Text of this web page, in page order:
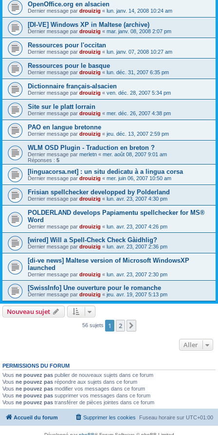
OpenOffice.org en alsacien
Dernier message par drouizig « lun. janv. 14, 2008 10:24 am
[DI-VE] Windows XP in Maltese (archive)
Dernier message par drouizig « mar. janv. 08, 2008 2:07 pm
Ressources pour l'occitan
Dernier message par drouizig « lun. janv. 07, 2008 10:27 am
Ressources pour le basque
Dernier message par drouizig « lun. déc. 31, 2007 6:35 pm
Dictionnaire français-alsacien
Dernier message par drouizig « ven. déc. 28, 2007 5:34 pm
Site sur le platt lorrain
Dernier message par drouizig « mer. déc. 26, 2007 4:38 pm
PAO en langue bretonne
Dernier message par drouizig « jeu. déc. 13, 2007 2:59 pm
WLM OSD Plugin - Traduction en breton ?
Dernier message par merletn « mer. août 08, 2007 9:01 am
Réponses : 5
[linguacorsa.net] : un situ dedicatu à a lingua corsa
Dernier message par drouizig « mer. juin 06, 2007 10:50 am
Frisian spellchecker developped by Polderland
Dernier message par drouizig « lun. avr. 23, 2007 4:30 pm
POLDERLAND develops Papiamentu spellchecker for MS®
Word
Dernier message par drouizig « lun. avr. 23, 2007 4:26 pm
[wired] Will a Spell-Check Check Gàidhlig?
Dernier message par drouizig « lun. avr. 23, 2007 2:36 pm
[di-ve news] Maltese version of Microsoft WindowsXP
launched
Dernier message par drouizig « lun. avr. 23, 2007 2:30 pm
[SwissInfo] Une ouverture pour le romanche
Dernier message par drouizig « jeu. avr. 19, 2007 5:13 pm
Nouveau sujet
56 sujets 1 2
Aller
PERMISSIONS DU FORUM
Vous ne pouvez pas publier de nouveaux sujets dans ce forum
Vous ne pouvez pas répondre aux sujets dans ce forum
Vous ne pouvez pas modifier vos messages dans ce forum
Vous ne pouvez pas supprimer vos messages dans ce forum
Vous ne pouvez pas transférer de pièces jointes dans ce forum
Accueil du forum Fuseau horaire sur UTC+01:00
Supprimer les cookies